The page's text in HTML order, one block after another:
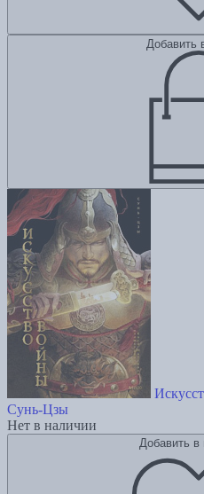
Добавить
Сунь-Цзы
Нет в наличии
Добавить в